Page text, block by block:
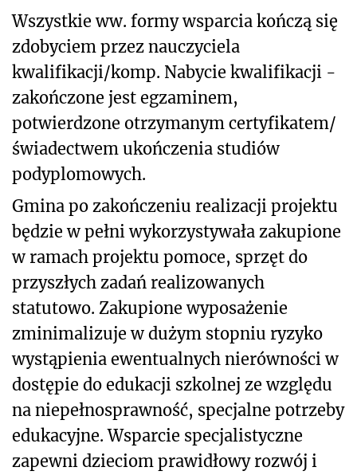
Wszystkie ww. formy wsparcia kończą się
zdobyciem przez nauczyciela
kwalifikacji/komp. Nabycie kwalifikacji -
zakończone jest egzaminem,
potwierdzone otrzymanym certyfikatem/
świadectwem ukończenia studiów
podyplomowych.
Gmina po zakończeniu realizacji projektu
będzie w pełni wykorzystywała zakupione
w ramach projektu pomoce, sprzęt do
przyszłych zadań realizowanych
statutowo. Zakupione wyposażenie
zminimalizuje w dużym stopniu ryzyko
wystąpienia ewentualnych nierówności w
dostępie do edukacji szkolnej ze względu
na niepełnosprawność, specjalne potrzeby
edukacyjne. Wsparcie specjalistyczne
zapewni dzieciom prawidłowy rozwój i